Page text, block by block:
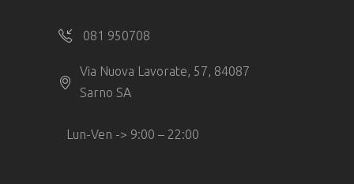
081 950708
Via Nuova Lavorate, 57, 84087
Sarno SA
Lun-Ven -> 9:00 – 22:00